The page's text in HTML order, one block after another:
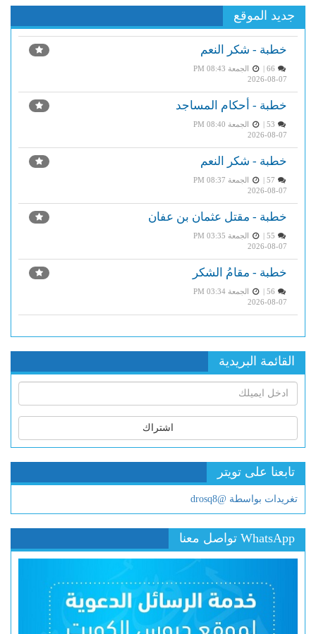
جديد الموقع
خطبة - شكر النعم
الجمعة PM 08:43
2026-08-07
خطبة - أحكام المساجد
الجمعة PM 08:40
2026-08-07
خطبة - شكر النعم
الجمعة PM 08:37
2026-08-07
خطبة - مقتل عثمان بن عفان
الجمعة PM 03:35
2026-08-07
خطبة - مقامُ الشكر
الجمعة PM 03:34
2026-08-07
القائمة البريدية
اشتراك
تابعنا على تويتر
تغريدات بواسطة @drosq8
WhatsApp تواصل معنا